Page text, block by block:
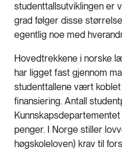
studenttallsutviklingen er
grad følger disse
egentlig noe med
Hovedtrekkene i norske
har ligget fast gjennom
studenttallene vært
finansiering. Antall
penger. I Norge stiller
høgskoleloven) krav til